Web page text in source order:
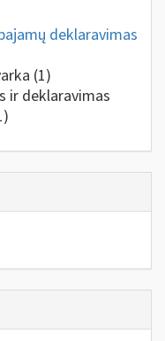
deklaravimas
(1)
ir deklaravimas